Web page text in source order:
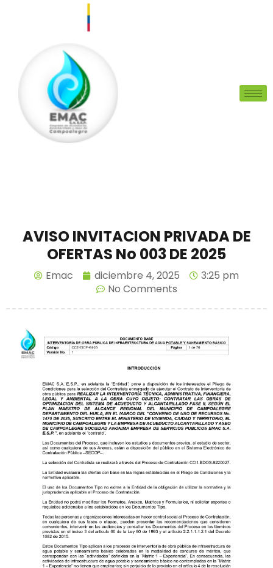
AVISO INVITACION PRIVADA DE
OFERTAS No 003 DE 2025
Emac diciembre 4, 2025
3:25 pm
No Comments